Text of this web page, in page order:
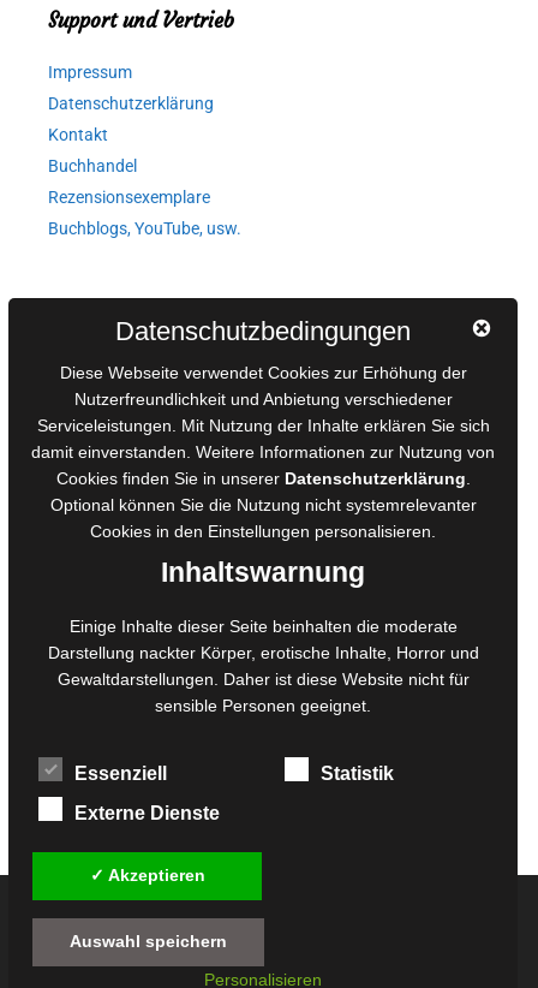
Support und Vertrieb
Impressum
Datenschutzerklärung
Kontakt
Buchhandel
Rezensionsexemplare
Buchblogs, YouTube, usw.
AGB für Medienprojekte
Online-Artikel
Manuskripte einreichen
Ausschreibungen
Belegexemplare
Eigenbedarfsexemplare
Foto- und Bildbearbeitung
Fotorestauration
Creative Artwork
MPS Fotografie
WordPress Support
Alle Preise inkl. der gesetzlichen MwSt. - Die durchgestrichenen Preise entsprechen
Datenschutzbedingungen
Diese Webseite verwendet Cookies zur Erhöhung der
Nutzerfreundlichkeit und Anbietung verschiedener
Serviceleistungen. Mit Nutzung der Inhalte erklären Sie sich
damit einverstanden. Weitere Informationen zur Nutzung von
Cookies finden Sie in unserer Datenschutzerklärung
Optional können Sie die Nutzung nicht systemrelevanter
Cookies in den Einstellungen personalisieren.
Inhaltswarnung
Einige Inhalte dieser Seite beinhalten die moderate
Darstellung nackter Körper, erotische Inhalte, Horror und
Gewaltdarstellungen. Daher ist diese Website nicht für
sensible Personen geeignet.
Essenziell
Statistik
Externe Dienste
✓ Akzeptieren
Auswahl speichern
Personalisieren